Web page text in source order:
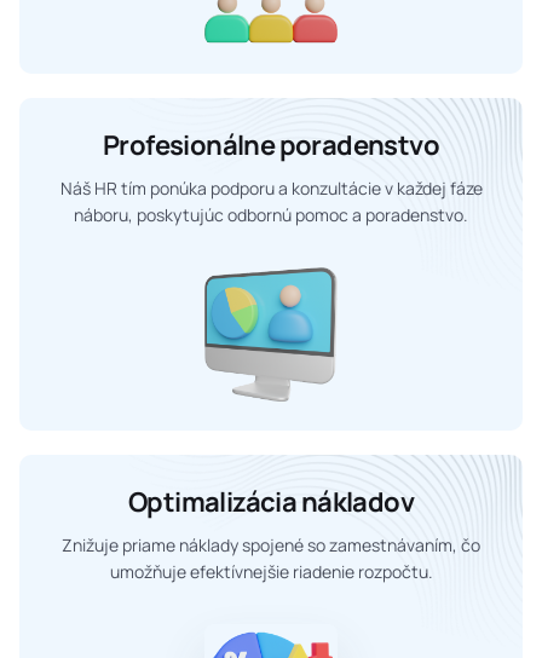
Profesionálne poradenstvo
Náš HR tím ponúka podporu a konzultácie v každej fáze
náboru, poskytujúc odbornú pomoc a poradenstvo.
Optimalizácia nákladov
Znižuje priame náklady spojené so zamestnávaním, čo
umožňuje efektívnejšie riadenie rozpočtu.